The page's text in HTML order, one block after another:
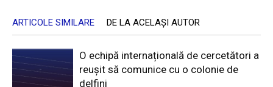
ARTICOLE SIMILARE DE LA ACELAȘI AUTOR
O echipă internațională de cercetători a
reușit să comunice cu o colonie de
delfini